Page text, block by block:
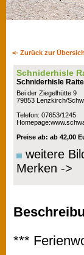
<- Zurück zur
Schniderhisle
Schniderhisle
Bei der Ziegelhütte 9
79853 Lenzkirch/
Telefon: 07653/1245
Preise ab: ab 42,00
weitere
Merken ->
***